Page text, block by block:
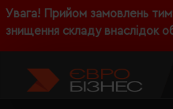
Увага! Прийом замовлень
знищення складу внаслідок